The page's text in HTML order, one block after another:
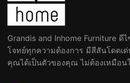
Grandis and Inhome Furniture ดี
โจทย์ทุกความต้องการ มีสีสันโดดเ
คุณได้เป็นตัวของคุณ ไม่ต้องเหมือน